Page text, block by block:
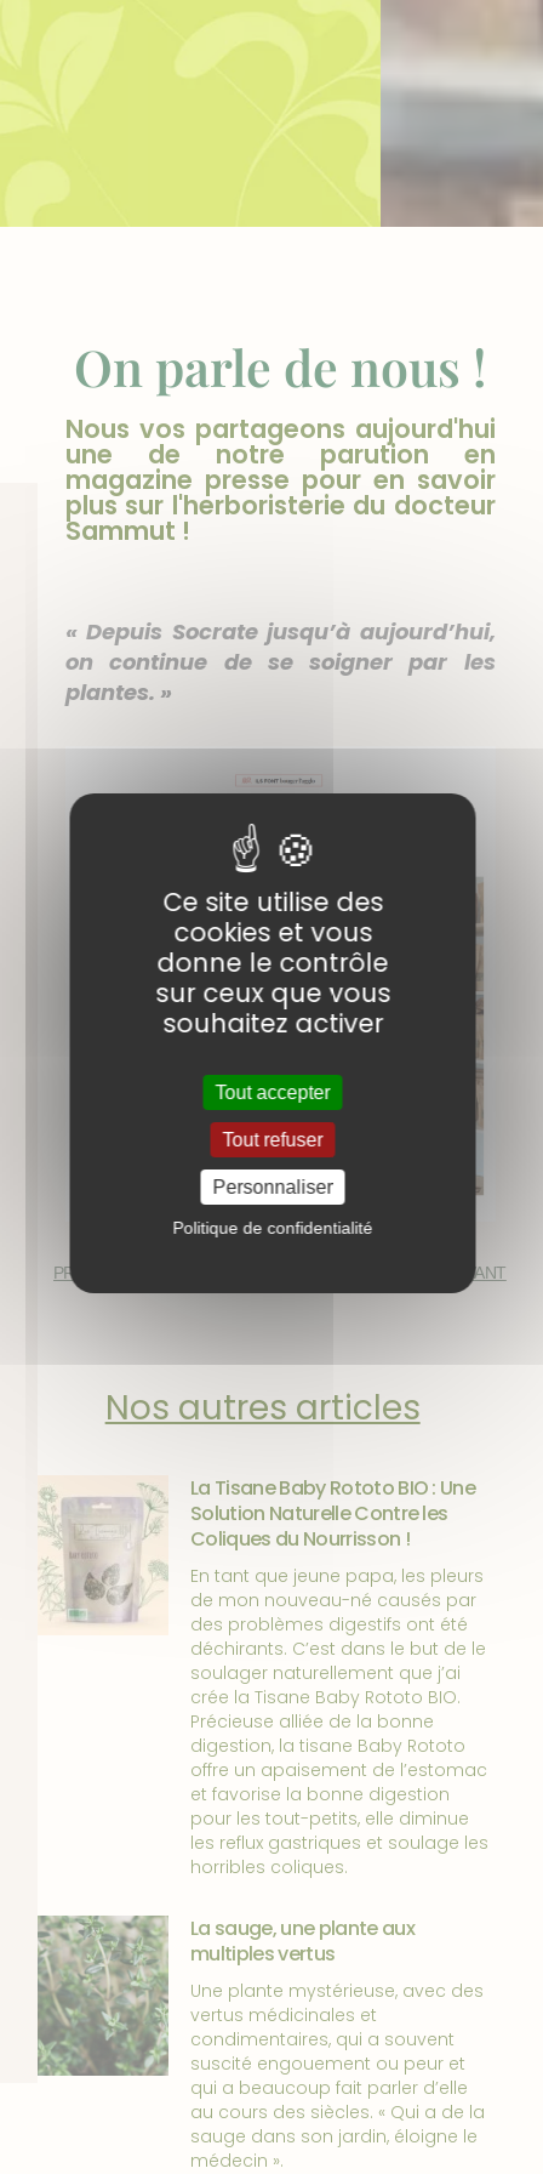
On parle de nous !
Nous vos partageons aujourd'hui
une de notre parution en
magazine presse pour en savoir
plus sur l'herboristerie du docteur
Sammut !
« Depuis Socrate jusqu’à aujourd’hui,
on continue de se soigner par les
plantes. »
PRÉCÉDENT SUIVANT
Nos autres articles
La Tisane Baby Rototo BIO : Une
Solution Naturelle Contre les
Coliques du Nourrisson !
En tant que jeune papa, les pleurs
de mon nouveau-né causés par
des problèmes digestifs ont été
déchirants. C’est dans le but de le
soulager naturellement que j’ai
crée la Tisane Baby Rototo BIO.
Précieuse alliée de la bonne
digestion, la tisane Baby Rototo
offre un apaisement de l’estomac
et favorise la bonne digestion
pour les tout-petits, elle diminue
les reflux gastriques et soulage les
horribles coliques.
La sauge, une plante aux
multiples vertus
Une plante mystérieuse, avec des
vertus médicinales et
condimentaires, qui a souvent
suscité engouement ou peur et
qui a beaucoup fait parler d’elle
au cours des siècles. « Qui a de la
sauge dans son jardin, éloigne le
médecin ».
Ce site utilise des
cookies et vous
donne le contrôle
sur ceux que vous
souhaitez activer
Tout accepter
Tout refuser
Personnaliser
Politique de confidentialité